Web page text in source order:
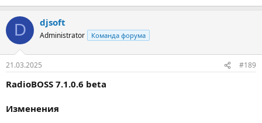
D djsoft
Administrator Команда форума
21.03.2025 #189
RadioBOSS 7.1.0.6 beta
Изменения